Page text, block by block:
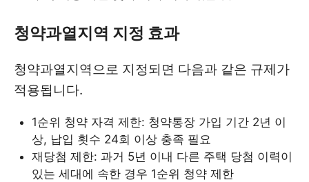
청약과열지역 지정 효과
청약과열지역으로 지정되면 다음과 같은 규제가
적용됩니다.
1순위 청약 자격 제한: 청약통장 가입 기간 2년 이
상, 납입 횟수 24회 이상 충족 필요
재당첨 제한: 과거 5년 이내 다른 주택 당첨 이력이
있는 세대에 속한 경우 1순위 청약 제한